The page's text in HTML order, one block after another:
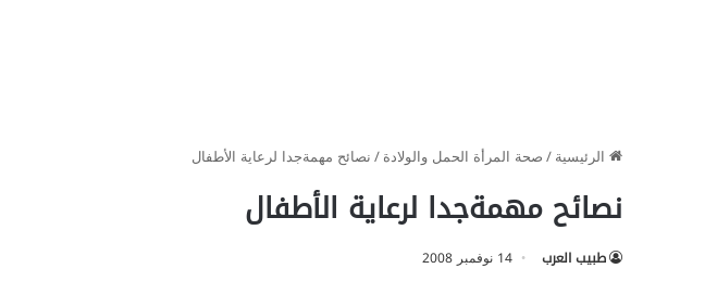
الرئيسية/صحة المرأة الحمل والولادة/نصائح مهمةجدا لرعاية الأطفال
نصائح مهمةجدا لرعاية الأطفال
طبيب العرب 14 نوفمبر 2008